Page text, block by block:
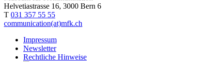
Helvetiastrasse 16, 3000 Bern 6
T 031 357 55 55
communication(at)mfk.ch
Impressum
Newsletter
Rechtliche Hinweise